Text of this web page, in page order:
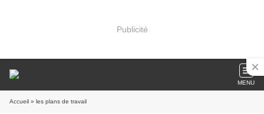
Publicité
MENU
Accueil » les plans de travail